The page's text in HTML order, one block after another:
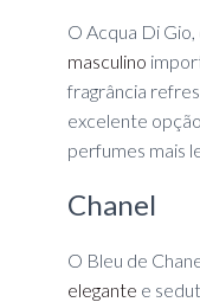
O Acqua Di
masculino
fragrância
excelente
perfumes mais
Chanel
O Bleu de
elegante e